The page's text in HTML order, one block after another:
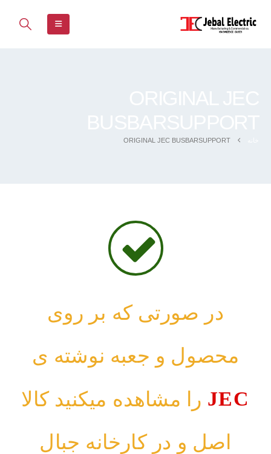
ORIGINAL JEC BUSBARSUPPORT
در صورتی که بر روی
محصول و جعبه نوشته ی
JEC را مشاهده میکنید کالا
اصل و در کارخانه جبال